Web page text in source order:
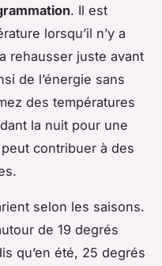
. Il est
lorsqu’il n’y a
rehausser juste avant
de l’énergie sans
des températures
la nuit pour une
contribuer à des
selon les saisons.
de 19 degrés
qu’en été, 25 degrés